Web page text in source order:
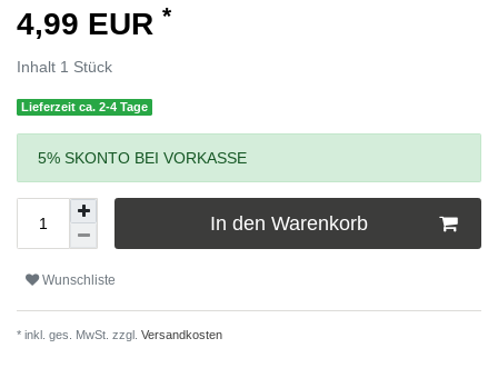
4,99 EUR *
Inhalt 1 Stück
Lieferzeit ca. 2-4 Tage
5% SKONTO BEI VORKASSE
In den Warenkorb
Wunschliste
* inkl. ges. MwSt. zzgl. Versandkosten